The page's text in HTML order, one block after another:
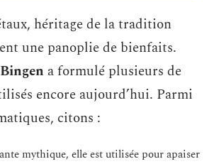
héritage de la tradition
une panoplie de bienfaits.
a formulé plusieurs de
encore aujourd’hui. Parmi
citons :
mythique, elle est utilisée pour apaiser